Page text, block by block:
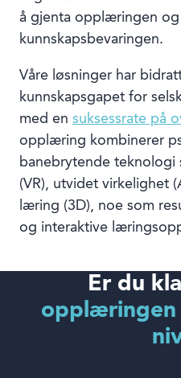
å gjenta opplæringen
kunnskapsbevaringen.
Våre løsninger har
kunnskapsgapet for
med en suksessrate på
opplæring kombinerer
banebrytende teknologi
(VR), utvidet virkelighet
læring (3D), noe som
og interaktive
Er du